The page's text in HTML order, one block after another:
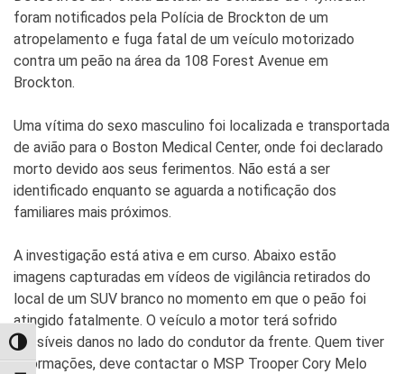
TOGGLE HIGH CONTRAST
foram notificados pela Polícia de Brockton de um
atropelamento e fuga fatal de um veículo motorizado
contra um peão na área da 108 Forest Avenue em
Brockton.
Uma vítima do sexo masculino foi localizada e transportada
de avião para o Boston Medical Center, onde foi declarado
morto devido aos seus ferimentos. Não está a ser
identificado enquanto se aguarda a notificação dos
familiares mais próximos.
A investigação está ativa e em curso. Abaixo estão
imagens capturadas em vídeos de vigilância retirados do
local de um SUV branco no momento em que o peão foi
atingido fatalmente. O veículo a motor terá sofrido
possíveis danos no lado do condutor da frente. Quem tiver
informações, deve contactar o MSP Trooper Cory Melo